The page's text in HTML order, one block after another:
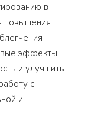
в
повышения
эффекты
и улучшить
с
и